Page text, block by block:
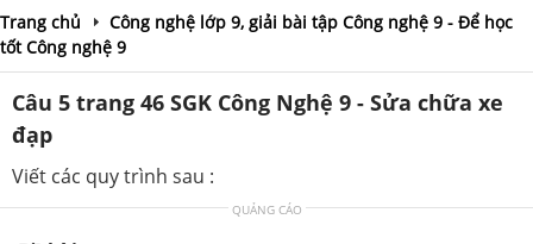
Trang chủ
Công nghệ lớp 9, giải bài tập Công nghệ 9 - Để học
tốt Công nghệ 9
Câu 5 trang 46 SGK Công Nghệ 9 - Sửa chữa xe
đạp
Viết các quy trình sau :
QUẢNG CÁO